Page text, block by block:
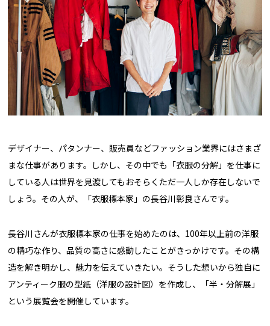
デザイナー、パタンナー、販売員などファッション業界にはさまざ
まな仕事があります。しかし、その中でも「衣服の分解」を仕事に
している人は世界を見渡してもおそらくただ一人しか存在しないで
しょう。その人が、「衣服標本家」の長谷川彰良さんです。
長谷川さんが衣服標本家の仕事を始めたのは、100年以上前の洋服
の精巧な作り、品質の高さに感動したことがきっかけです。その構
造を解き明かし、魅力を伝えていきたい。そうした想いから独自に
アンティーク服の型紙（洋服の設計図）を作成し、「半・分解展」
という展覧会を開催しています。